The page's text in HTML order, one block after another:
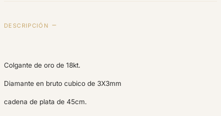
DESCRIPCIÓN
Colgante de oro de 18kt.
Diamante en bruto cubico de 3X3mm
cadena de plata de 45cm.